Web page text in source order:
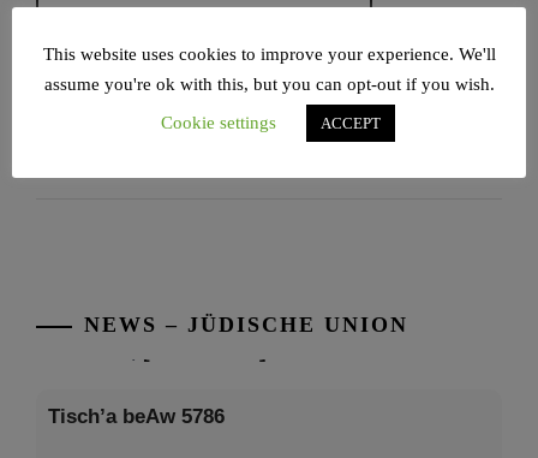
POSTED INLIFESTYLE, NEWS
TAGGED IN
JUDEN IN DEUTSCHLAND,
JÜDISCHE
JÜDISCHES MAGAZIN
NEWS – JÜDISCHE UNION
This website uses cookies to improve your experience. We'll
assume you're ok with this, but you can opt-out if you wish.
Cookie settings
ACCEPT